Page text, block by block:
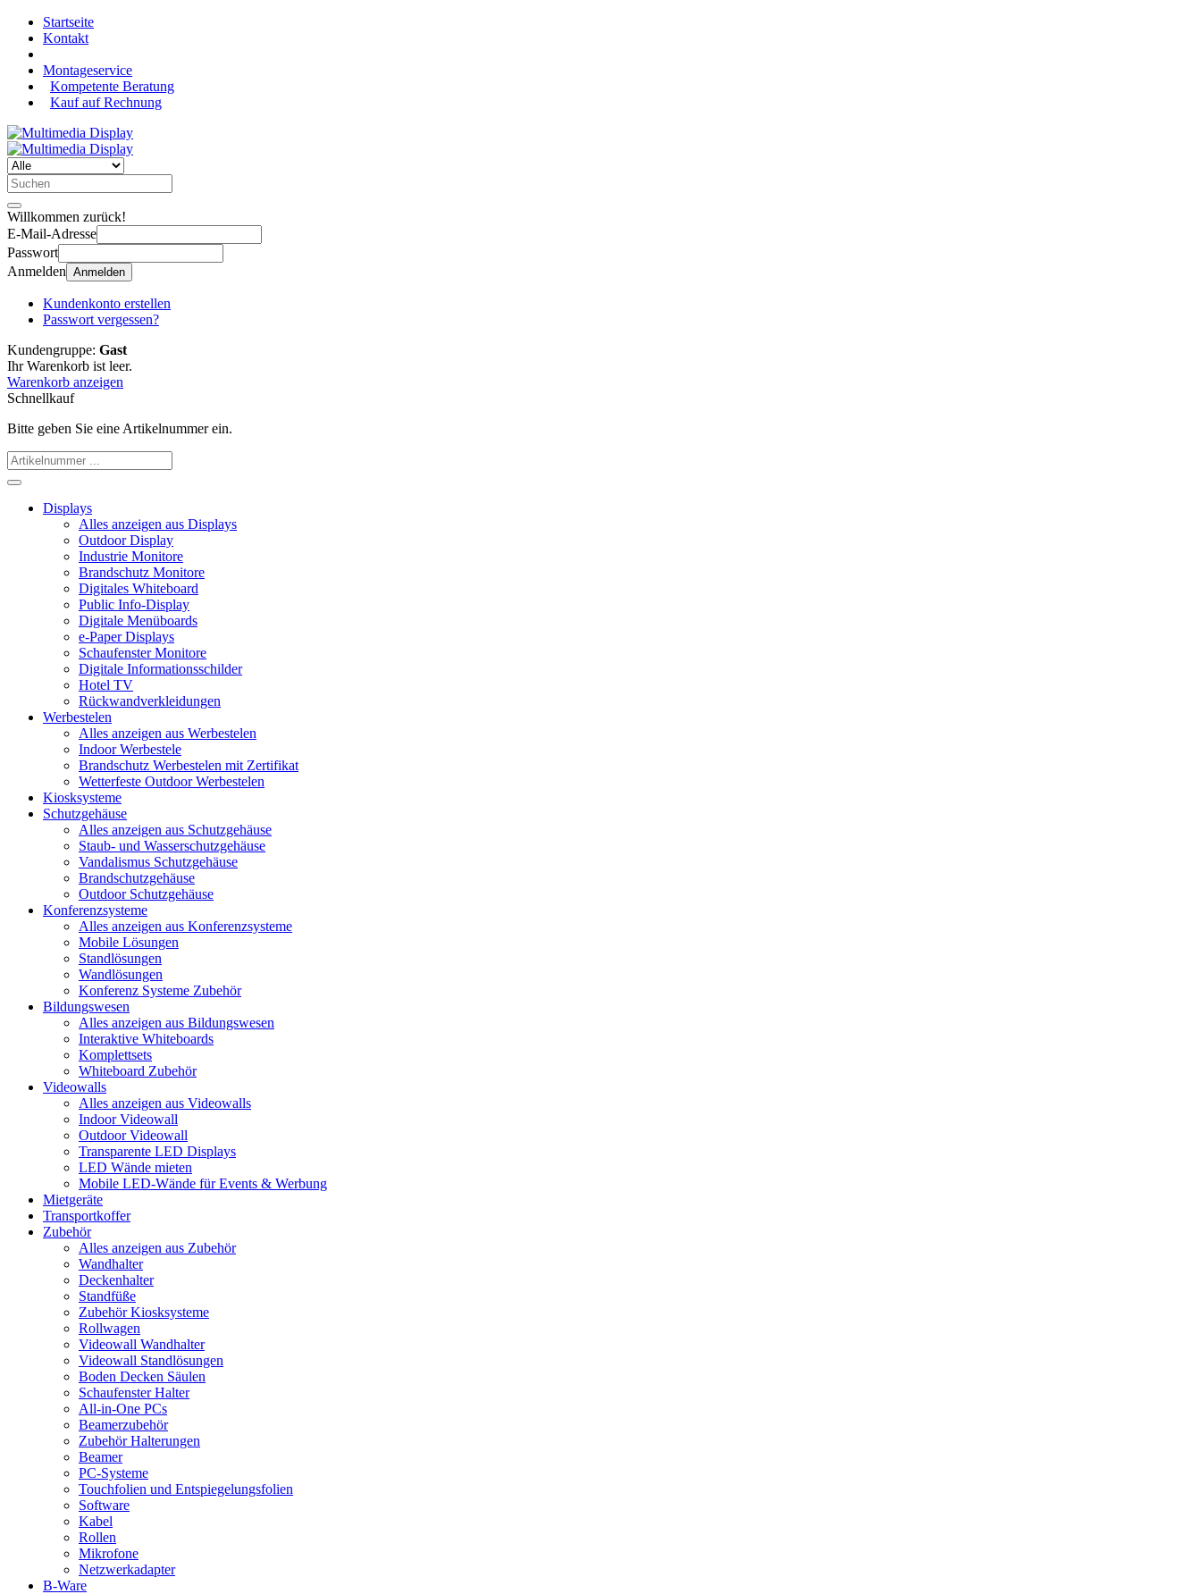
Startseite
Kontakt
Montageservice
Kompetente Beratung
Kauf auf Rechnung
Willkommen zurück!
E-Mail-Adresse
Passwort
Anmelden Anmelden
Kundenkonto erstellen
Passwort vergessen?
Kundengruppe: Gast
Ihr Warenkorb ist leer.
Warenkorb anzeigen
Schnellkauf
Bitte geben Sie eine Artikelnummer ein.
Displays
Alles anzeigen aus Displays
Outdoor Display
Industrie Monitore
Brandschutz Monitore
Digitales Whiteboard
Public Info-Display
Digitale Menüboards
e-Paper Displays
Schaufenster Monitore
Digitale Informationsschilder
Hotel TV
Rückwandverkleidungen
Werbestelen
Alles anzeigen aus Werbestelen
Indoor Werbestele
Brandschutz Werbestelen mit Zertifikat
Wetterfeste Outdoor Werbestelen
Kiosksysteme
Schutzgehäuse
Alles anzeigen aus Schutzgehäuse
Staub- und Wasserschutzgehäuse
Vandalismus Schutzgehäuse
Brandschutzgehäuse
Outdoor Schutzgehäuse
Konferenzsysteme
Alles anzeigen aus Konferenzsysteme
Mobile Lösungen
Standlösungen
Wandlösungen
Konferenz Systeme Zubehör
Bildungswesen
Alles anzeigen aus Bildungswesen
Interaktive Whiteboards
Komplettsets
Whiteboard Zubehör
Videowalls
Alles anzeigen aus Videowalls
Indoor Videowall
Outdoor Videowall
Transparente LED Displays
LED Wände mieten
Mobile LED-Wände für Events & Werbung
Mietgeräte
Transportkoffer
Zubehör
Alles anzeigen aus Zubehör
Wandhalter
Deckenhalter
Standfüße
Zubehör Kiosksysteme
Rollwagen
Videowall Wandhalter
Videowall Standlösungen
Boden Decken Säulen
Schaufenster Halter
All-in-One PCs
Beamerzubehör
Zubehör Halterungen
Beamer
PC-Systeme
Touchfolien und Entspiegelungsfolien
Software
Kabel
Rollen
Mikrofone
Netzwerkadapter
B-Ware